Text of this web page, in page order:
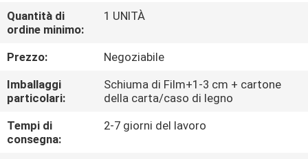
CONTROLLO
DI
QUALITÀ
CONTATTICI
NOTIZIE
Quantità di
ordine minimo:
1 UNITÀ
Prezzo:
Negoziabile
Imballaggi
particolari:
Schiuma di Film+1-3 cm + cartone
della carta/caso di legno
Tempi di
consegna:
2-7 giorni del lavoro